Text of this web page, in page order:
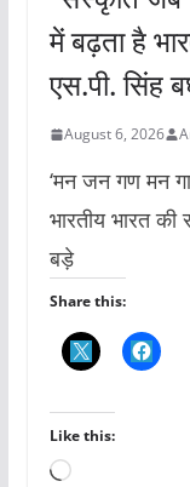
में बढ़ता है
एस.पी. सिंह
August 6, 2026
‘मन जन गण मन
भारतीय भारत
बड़े
Share this:
Like this:
L